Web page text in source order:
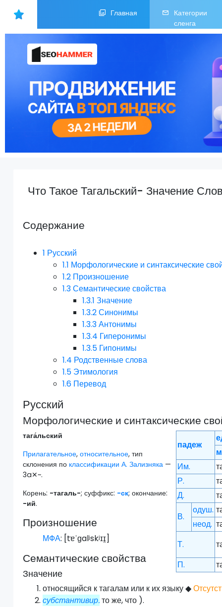
Главная
Категории
сленга
Что Такое Тагальский- Значение
Содержание
1 Русский
1.1 Морфологические и синтаксические
1.2 Произношение
1.3Семантические свойства
1.3.1 Значение
1.3.2Синонимы
1.3.3Антонимы
1.3.4 Гиперонимы
1.3.5 Гипонимы
1.4 Родственные слова
1.5 Этимология
1.6 Перевод
Русский
Морфологические и синтаксические
падеж
Им.
Р.
Д.
В.
одуш.
неод.
Т.
П.
тага́льский
Прилагательное,относительное, тип
склонения по классификации А. Зализняка —
3a✕~.
Корень: -тагаль-; суффикс: -ск; окончание:
-ий.
Произношение
МФА: [tɐˈɡalʲskʲɪɪ̯]
Семантические свойства
Значение
относящийся к тагалам или к их языку◆
субстантивир.то же, что ).